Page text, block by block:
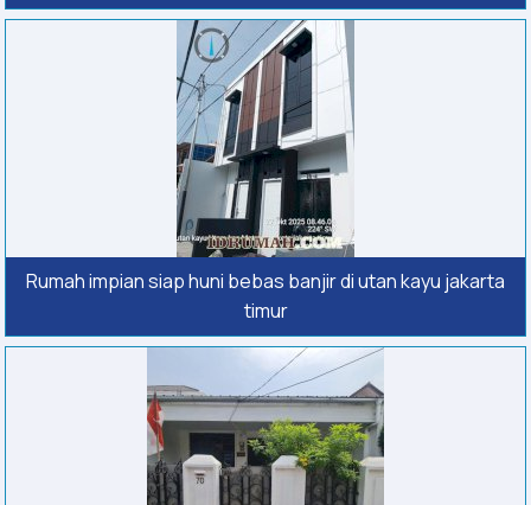
Rumah impian siap huni bebas banjir di utan kayu jakarta
timur